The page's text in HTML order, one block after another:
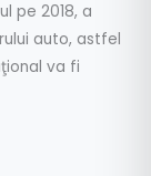
pe 2018, a
auto, astfel
va fi